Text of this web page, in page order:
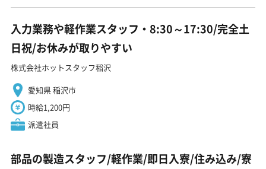
入力業務や軽作業スタッフ・8:30～17:30/完全土
日祝/お休みが取りやすい
株式会社ホットスタッフ稲沢
愛知県 稲沢市
時給1,200円
派遣社員
部品の製造スタッフ/軽作業/即日入寮/住み込み/寮